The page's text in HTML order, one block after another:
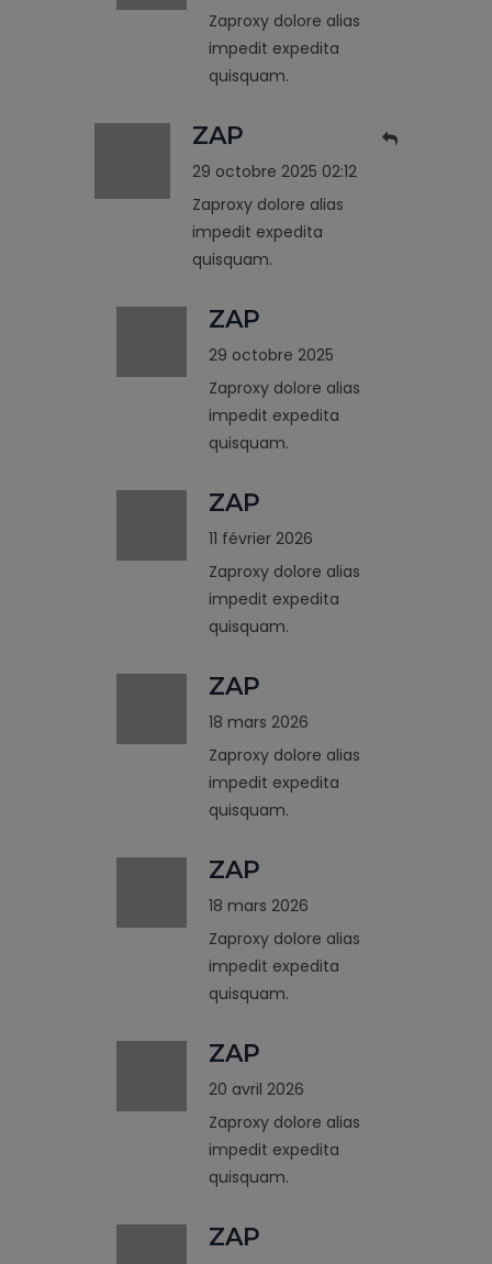
Zaproxy dolore alias
impedit expedita
quisquam.
ZAP
29 octobre 2025 02:12
Zaproxy dolore alias
impedit expedita
quisquam.
ZAP
29 octobre 2025
Zaproxy dolore alias
impedit expedita
quisquam.
ZAP
11 février 2026
Zaproxy dolore alias
impedit expedita
quisquam.
ZAP
18 mars 2026
Zaproxy dolore alias
impedit expedita
quisquam.
ZAP
18 mars 2026
Zaproxy dolore alias
impedit expedita
quisquam.
ZAP
20 avril 2026
Zaproxy dolore alias
impedit expedita
quisquam.
ZAP